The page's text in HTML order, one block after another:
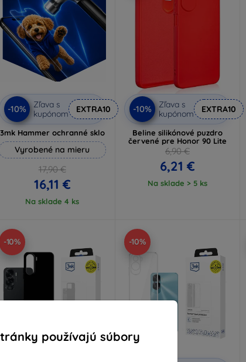
používajú súbory
-10%
Zľava s
kupónom
EXTRA10
3mk Hammer ochranné sklo
Vyrobené na mieru
17,90 €
16,11 €
Na sklade 4 ks
-10%
Zľava s
kupónom
EXTRA10
Beline silikónové puzdro
červené pre Honor 90 Lite
6,90 €
6,21 €
Na sklade > 5 ks
-10% -10%